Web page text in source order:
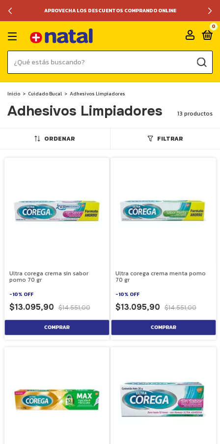
APROVECHA LOS DESCUENTOS COMPRANDO ONLINE
0
Inicio > Cuidado Bucal > Adhesivos Limpiadores
Adhesivos Limpiadores 13 productos
ORDENAR FILTRAR
Ultra corega crema sin sabor
pomo 70 gr
-10% OFF
$13.095,90 $14.551,00
Ultra corega crema menta pomo
70 gr
-10% OFF
$13.095,90 $14.551,00